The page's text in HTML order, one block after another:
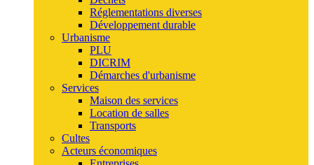
Réglementations diverses
Développement durable
Urbanisme
PLU
DICRIM
Démarches d'urbanisme
Services
Maison des services
Location de salles
Transports
Cultes
Acteurs économiques